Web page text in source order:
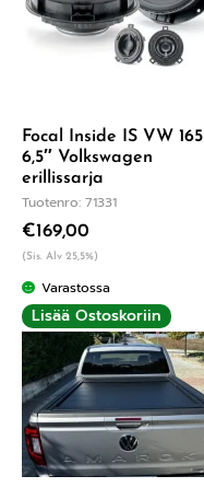
Focal Inside IS VW 165
6,5″ Volkswagen
erillissarja
Tuotenro: 71331
€169,00
(Sis. Alv 25,5%)
Varastossa
Lisää Ostoskoriin